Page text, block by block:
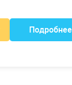
Подробнее